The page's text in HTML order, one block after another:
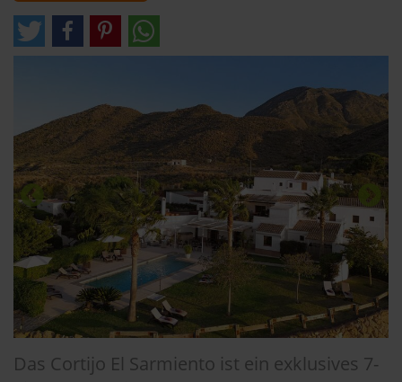
Das Cortijo El Sarmiento ist ein exklusives 7-